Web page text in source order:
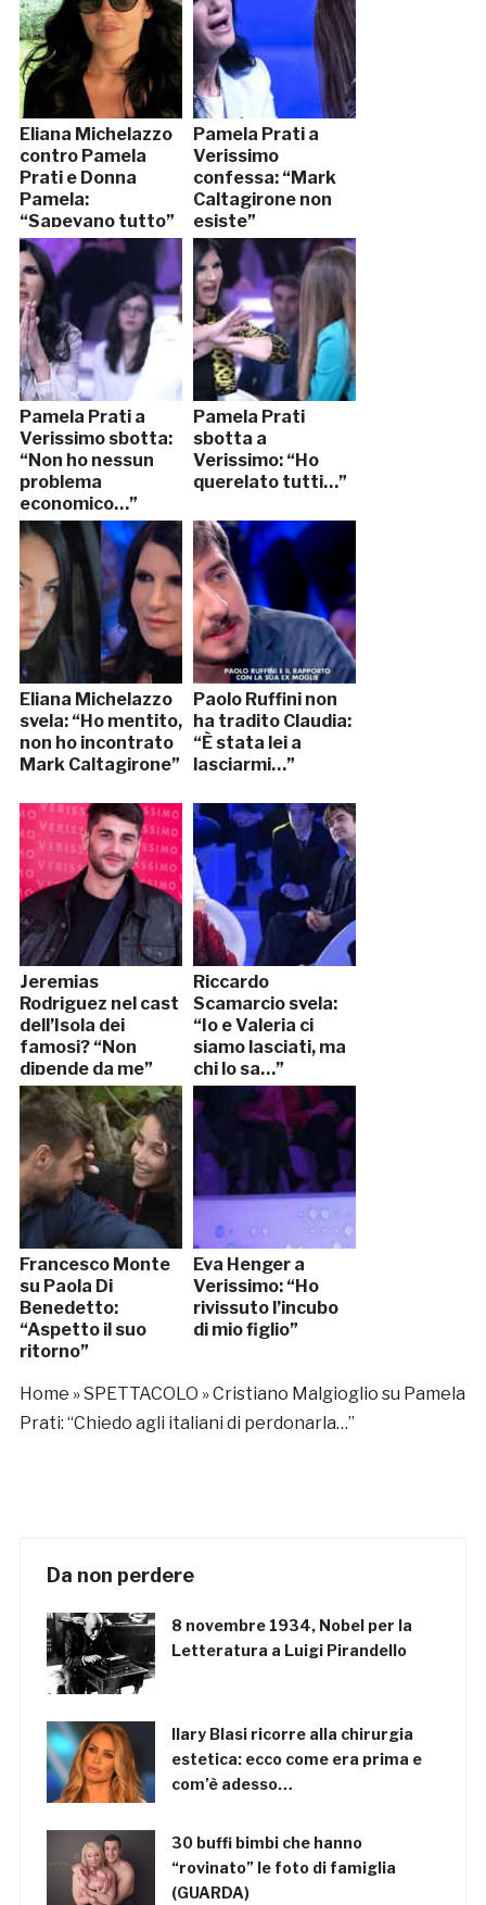
Eliana Michelazzo
contro Pamela
Prati e Donna
Pamela:
“Sapevano tutto”
Pamela Prati a
Verissimo
confessa: “Mark
Caltagirone non
esiste”
Pamela Prati a
Verissimo sbotta:
“Non ho nessun
problema
economico…”
Pamela Prati
sbotta a
Verissimo: “Ho
querelato tutti…”
Eliana Michelazzo
svela: “Ho mentito,
non ho incontrato
Mark Caltagirone”
Paolo Ruffini non
ha tradito Claudia:
“È stata lei a
lasciarmi…”
Jeremias
Rodriguez nel cast
dell’Isola dei
famosi? “Non
dipende da me”
Riccardo
Scamarcio svela:
“Io e Valeria ci
siamo lasciati, ma
chi lo sa…”
Francesco Monte
su Paola Di
Benedetto:
“Aspetto il suo
ritorno”
Eva Henger a
Verissimo: “Ho
rivissuto l’incubo
di mio figlio”
Home »SPETTACOLO »Cristiano Malgioglio su Pamela
Prati: “Chiedo agli italiani di perdonarla…”
Da non perdere
8 novembre 1934, Nobel per la
Letteratura a Luigi Pirandello
Ilary Blasi ricorre alla chirurgia
estetica: ecco come era prima e
com’è adesso…
30 buffi bimbi che hanno
“rovinato” le foto di famiglia
(GUARDA)